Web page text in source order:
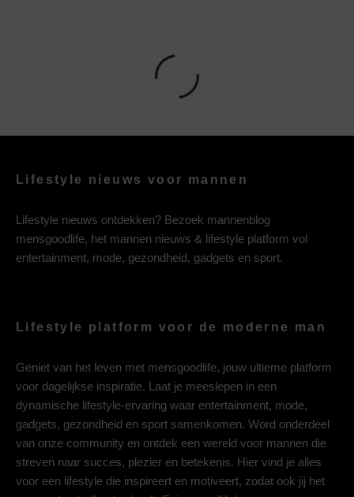
Lifestyle nieuws voor mannen
Lifestyle nieuws ontdekken? Bezoek mannenblog
mensgoodlife, het mannen nieuws & lifestyle platform vol
entertainment, mode, gezondheid, gadgets en sport.
Lifestyle platform voor de moderne man
Geniet van het leven met mensgoodlife, jouw ultieme platform
voor dagelijkse inspiratie. Laat je meeslepen in een
dynamische lifestyle-ervaring waar entertainment, mode,
gadgets, gezondheid en sport samenkomen. Word onderdeel
van onze community en ontdek een wereld voor mannen die
streven naar succes, plezier en betekenis. Hier vind je alles
voor een lifestyle die inspireert en motiveert, zodat ook jij het